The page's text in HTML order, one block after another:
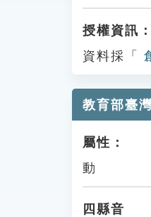
授權資訊：
資料採「
教育部臺
屬性：
動
四縣音